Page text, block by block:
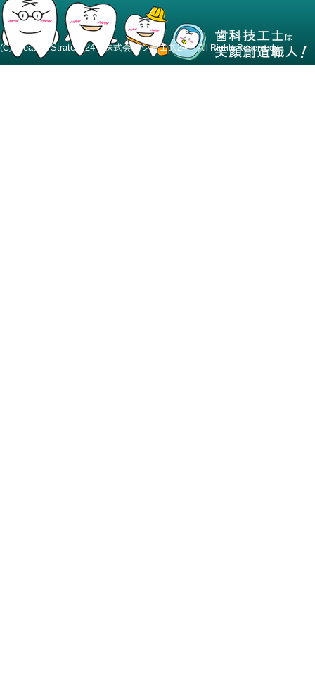
(C) Creative Strategy24 株式会社シーエス24All Rights Reserved.